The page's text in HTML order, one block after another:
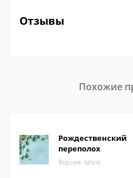
Отзывы
Похожие
Рождественский
переполох
Версия: latest